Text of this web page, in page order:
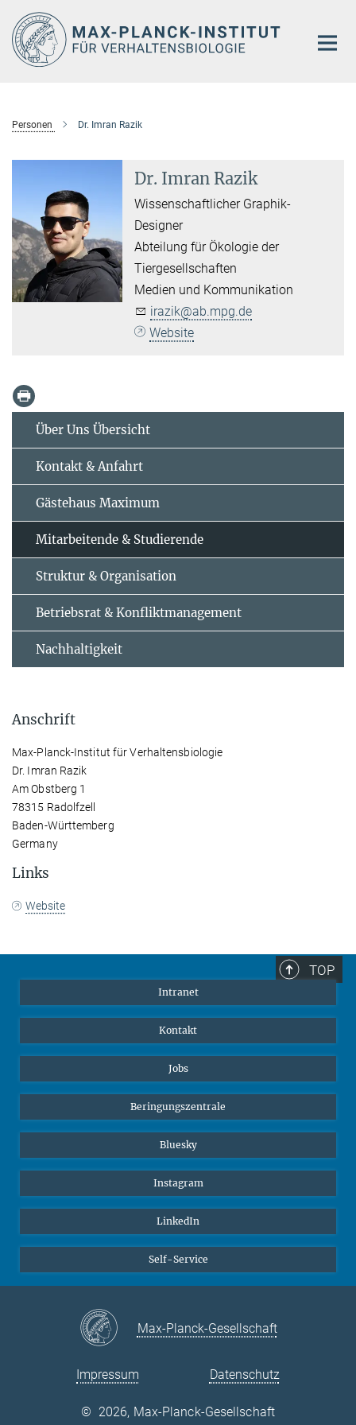
Hauptinhalt
Personen Dr. Imran Razik
Dr. Imran Razik
Wissenschaftlicher Graphik-
Designer
Abteilung für Ökologie der
Tiergesellschaften
Medien und Kommunikation
irazik@ab.mpg.de
Website
Über Uns Übersicht
Kontakt & Anfahrt
Gästehaus Maximum
Mitarbeitende & Studierende
Struktur & Organisation
Betriebsrat & Konfliktmanagement
Nachhaltigkeit
Anschrift
Max-Planck-Institut für Verhaltensbiologie
Dr. Imran Razik
Am Obstberg 1
78315 Radolfzell
Baden-Württemberg
Germany
Links
Website
TOP
Intranet
Kontakt
Jobs
Beringungszentrale
Bluesky
Instagram
LinkedIn
Self-Service
Max-Planck-Gesellschaft
Impressum Datenschutz
© 2026, Max-Planck-Gesellschaft